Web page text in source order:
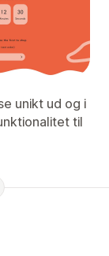
unikt ud og i
til